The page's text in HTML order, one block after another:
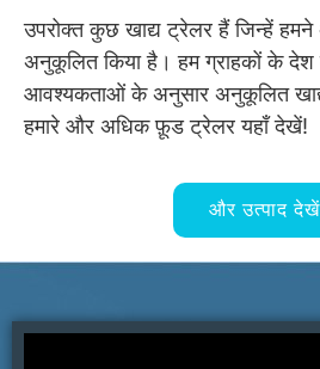
उपरोक्त कुछ खाद्य ट्रेलर हैं जिन्हें
अनुकूलित किया है। हम ग्राहकों के देश
आवश्यकताओं के अनुसार अनुकूलित
हमारे और अधिक फ़ूड ट्रेलर यहाँ देखें!
और उत्पाद